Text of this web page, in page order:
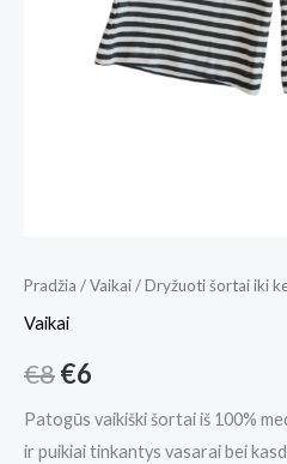
Pradžia /Vaikai/ Dryžuoti šortai iki
Vaikai
€8€6
Patogūs vaikiški šortai iš 100%
ir puikiai tinkantys vasarai bei